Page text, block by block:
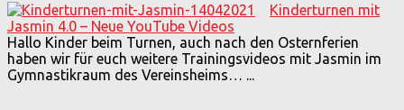
Kinderturnen mit
Jasmin 4.0 – Neue YouTube Videos
Hallo Kinder beim Turnen, auch nach den Osternferien
haben wir für euch weitere Trainingsvideos mit Jasmin im
Gymnastikraum des Vereinsheims… ...